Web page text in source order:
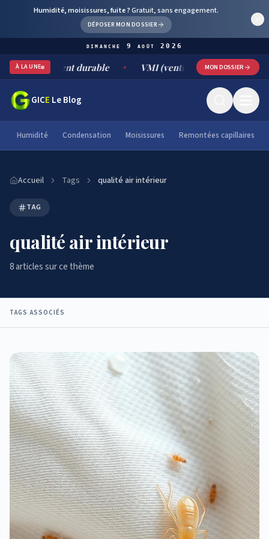
Humidité, moisissures, fuite ?Gratuit, sans engagement.
DÉPOSER MON DOSSIER
dimanche 9 août 2026
À LA UNE durable VMI (ventilation mécanique par
MON DOSSIER
GICE Le Blog
Humidité Condensation Moisissures Remontées capillaires
Accueil Tags qualité air intérieur
TAG
qualité air intérieur
8articlessur ce thème
TAGS ASSOCIÉS